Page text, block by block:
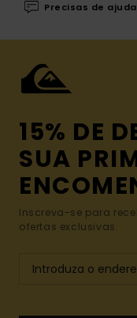
Precisas de
15% DE
SUA
Inscreva-se para
ofertas exclusivas.